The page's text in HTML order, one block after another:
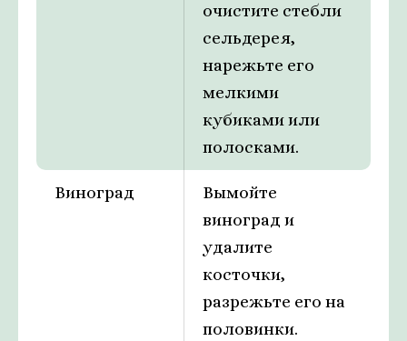
очистите стебли
сельдерея,
нарежьте его
мелкими
кубиками или
полосками.
Виноград
Вымойте
виноград и
удалите
косточки,
разрежьте его на
половинки.